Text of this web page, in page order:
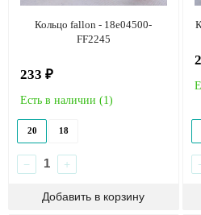
Кольцо fallon - 18e04500-
FF2245
233 ₽
Есть в наличии (1)
20 18
− +